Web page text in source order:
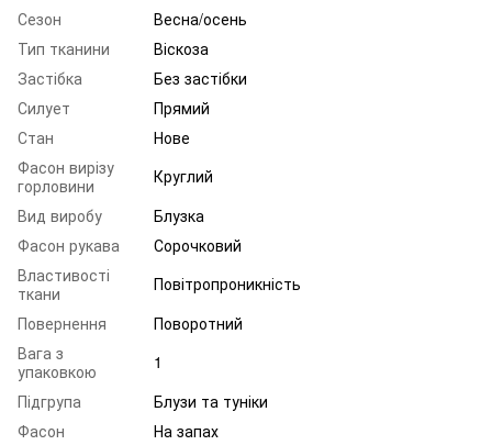
Сезон
Весна/осень
Тип тканини
Віскоза
Застібка
Без застібки
Силует
Прямий
Стан
Нове
Фасон вирізу
горловини
Круглий
Вид виробу
Блузка
Фасон рукава
Сорочковий
Властивості
ткани
Повітропроникність
Повернення
Поворотний
Вага з
упаковкою
1
Підгрупа
Блузи та туніки
Фасон
На запах